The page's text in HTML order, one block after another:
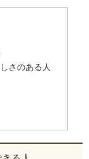
さのある人